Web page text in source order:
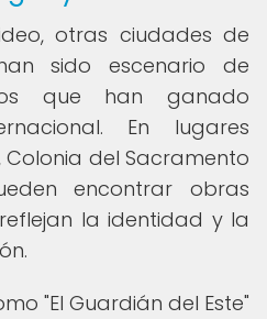
otras ciudades de
sido escenario de
que han ganado
En lugares
Colonia del Sacramento
encontrar obras
la identidad y la
"El Guardián del Este"